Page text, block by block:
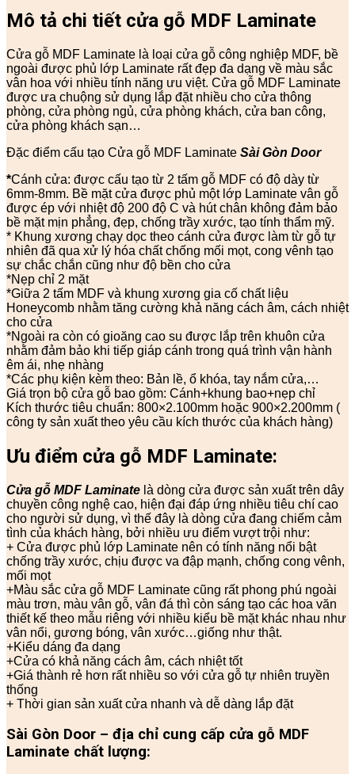
Mô tả chi tiết cửa gỗ MDF Laminate
Cửa gỗ MDF Laminate là loại cửa gỗ công nghiệp MDF, bề
ngoài được phủ lớp Laminate rất đẹp đa dạng về màu sắc
vân hoa với nhiều tính năng ưu việt. Cửa gỗ MDF Laminate
được ưa chuộng sử dụng lắp đặt nhiều cho cửa thông
phòng, cửa phòng ngủ, cửa phòng khách, cửa ban công,
cửa phòng khách sạn…
Đặc điểm cấu tạo Cửa gỗ MDF Laminate Sài Gòn Door
*Cánh cửa: được cấu tạo từ 2 tấm gỗ MDF có độ dày từ
6mm-8mm. Bề mặt cửa được phủ một lớp Laminate vân gỗ
được ép với nhiệt độ 200 độ C và hút chân không đảm bảo
bề mặt mịn phẳng, đẹp, chống trầy xước, tạo tính thẩm mỹ.
* Khung xương chạy dọc theo cánh cửa được làm từ gỗ tự
nhiên đã qua xử lý hóa chất chống mối mọt, cong vênh tạo
sự chắc chắn cũng như độ bền cho cửa
*Nẹp chỉ 2 mặt
*Giữa 2 tấm MDF và khung xương gia cố chất liệu
Honeycomb nhằm tăng cường khả năng cách âm, cách nhiệt
cho cửa
*Ngoài ra còn có gioăng cao su được lắp trên khuôn cửa
nhằm đảm bảo khi tiếp giáp cánh trong quá trình vận hành
êm ái, nhẹ nhàng
*Các phụ kiện kèm theo: Bản lề, ổ khóa, tay nắm cửa,…
Giá trọn bộ cửa gỗ bao gồm: Cánh+khung bao+nẹp chỉ
Kích thước tiêu chuẩn: 800×2.100mm hoặc 900×2.200mm (
công ty sản xuất theo yêu cầu kích thước của khách hàng)
Ưu điểm cửa gỗ MDF Laminate:
Cửa gỗ MDF Laminate là dòng cửa được sản xuất trên dây
chuyền công nghệ cao, hiện đại đáp ứng nhiều tiêu chí cao
cho người sử dụng, vì thế đây là dòng cửa đang chiếm cảm
tình của khách hàng, bởi nhiều ưu điểm vượt trội như:
+ Cửa được phủ lớp Laminate nên có tính năng nổi bật
chống trầy xước, chịu được va đập mạnh, chống cong vênh,
mối mọt
+Màu sắc cửa gỗ MDF Laminate cũng rất phong phú ngoài
màu trơn, màu vân gỗ, vân đá thì còn sáng tạo các hoa văn
thiết kế theo mẫu riêng với nhiều kiểu bề mặt khác nhau như
vân nổi, gương bóng, vân xước…giống như thật.
+Kiểu dáng đa dạng
+Cửa có khả năng cách âm, cách nhiệt tốt
+Giá thành rẻ hơn rất nhiều so với cửa gỗ tự nhiên truyền
thống
+ Thời gian sản xuất cửa nhanh và dễ dàng lắp đặt
Sài Gòn Door – địa chỉ cung cấp cửa gỗ MDF
Laminate chất lượng: